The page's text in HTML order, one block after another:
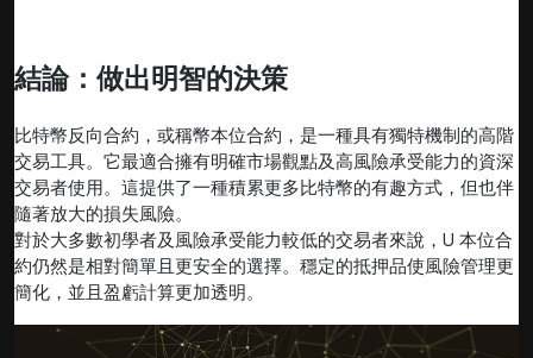
結論：做出明智的決策
比特幣反向合約，或稱幣本位合約，是一種具有獨特機制的高階
交易工具。它最適合擁有明確市場觀點及高風險承受能力的資深
交易者使用。這提供了一種積累更多比特幣的有趣方式，但也伴
隨著放大的損失風險。
對於大多數初學者及風險承受能力較低的交易者來說，U 本位合
約仍然是相對簡單且更安全的選擇。穩定的抵押品使風險管理更
簡化，並且盈虧計算更加透明。